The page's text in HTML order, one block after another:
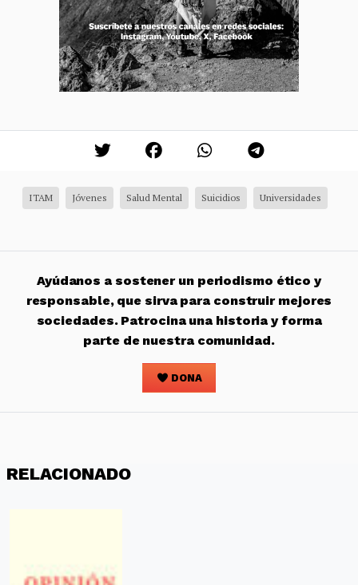
ITAM Jóvenes Salud Mental Suicidios Universidades
Ayúdanos a sostener un periodismo ético y
responsable, que sirva para construir mejores
sociedades. Patrocina una historia y forma
parte de nuestra comunidad.
DONA
RELACIONADO